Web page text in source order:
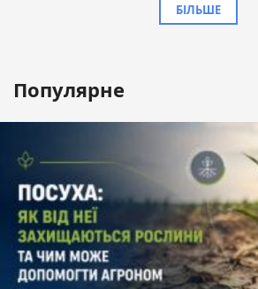
БІЛЬШЕ
Популярне